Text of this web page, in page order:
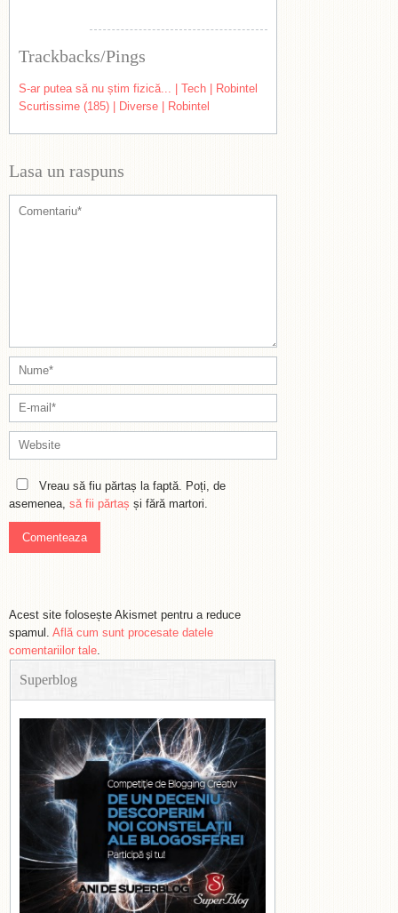
Trackbacks/Pings
S-ar putea să nu știm fizică... | Tech | Robintel
Scurtissime (185) | Diverse | Robintel
Lasa un raspuns
Vreau să fiu părtaș la faptă. Poți, de
asemenea, să fii părtaș și fără martori.
Acest site folosește Akismet pentru a reduce
spamul. Află cum sunt procesate datele
comentariilor tale.
Superblog